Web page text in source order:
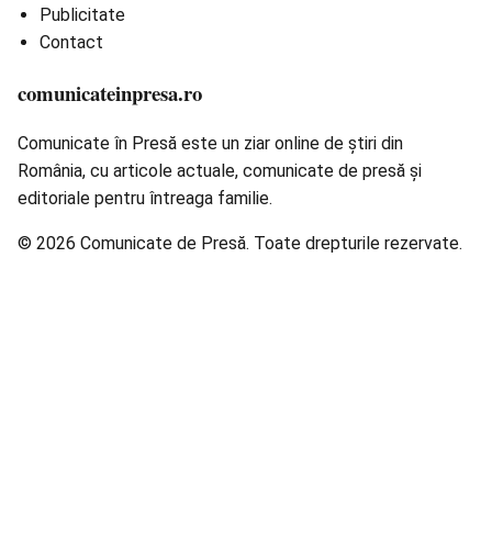
Publicitate
Contact
comunicateinpresa.ro
Comunicate în Presă este un ziar online de știri din
România, cu articole actuale, comunicate de presă și
editoriale pentru întreaga familie.
© 2026 Comunicate de Presă. Toate drepturile rezervate.